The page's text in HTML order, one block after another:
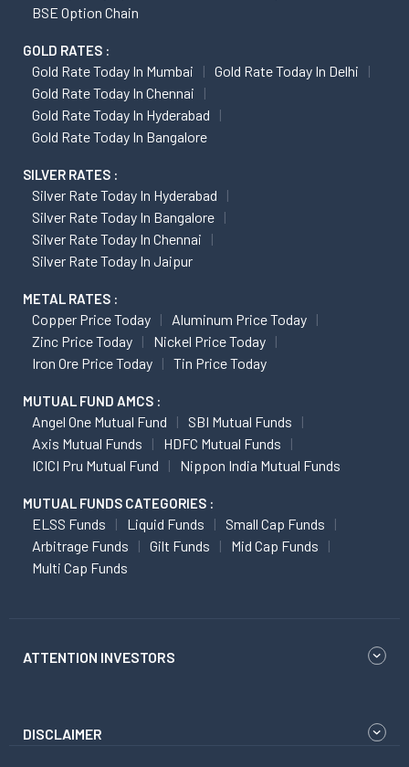
BSE Option Chain
GOLD RATES :
Gold Rate Today In Mumbai
Gold Rate Today In Delhi
Gold Rate Today In Chennai
Gold Rate Today In Hyderabad
Gold Rate Today In Bangalore
SILVER RATES :
Silver Rate Today In Hyderabad
Silver Rate Today In Bangalore
Silver Rate Today In Chennai
Silver Rate Today In Jaipur
METAL RATES :
Copper Price Today
Aluminum Price Today
Zinc Price Today
Nickel Price Today
Iron Ore Price Today
Tin Price Today
MUTUAL FUND AMCS :
Angel One Mutual Fund
SBI Mutual Funds
Axis Mutual Funds
HDFC Mutual Funds
ICICI Pru Mutual Fund
Nippon India Mutual Funds
MUTUAL FUNDS CATEGORIES :
ELSS Funds Liquid Funds
Small Cap Funds
Arbitrage Funds
Gilt Funds
Mid Cap Funds
Multi Cap Funds
ATTENTION INVESTORS
DISCLAIMER